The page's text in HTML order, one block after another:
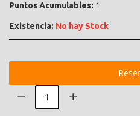
Puntos Acumulables: 1
Existencia: No hay Stock